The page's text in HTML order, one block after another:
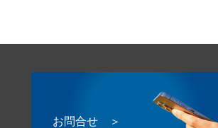
お問合せ ＞